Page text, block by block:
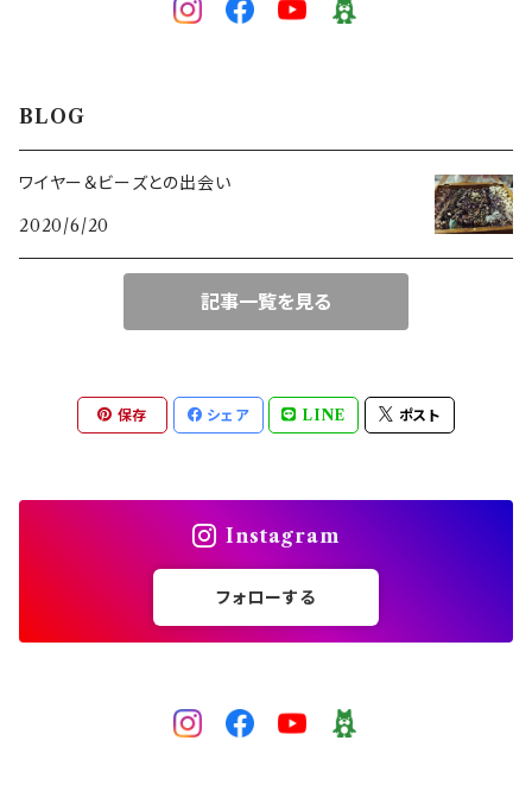
白
イエロー
グリーン
黒
技法で選ぶ
ワイヤーワーク
スキルレベルで選ぶ（初級～上級）
マスクコード
ペンチ･ニッパー
BLOG
ワイヤー＆ビーズとの出会い
2020/6/20
記事一覧を見る
保存 シェア LINE ポスト
Instagram
フォローする